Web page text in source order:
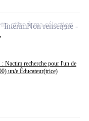
Nactim recherche pour l'un de
un/e Éducateur(trice)
IntérimNon renseigné
offre à ma sélection